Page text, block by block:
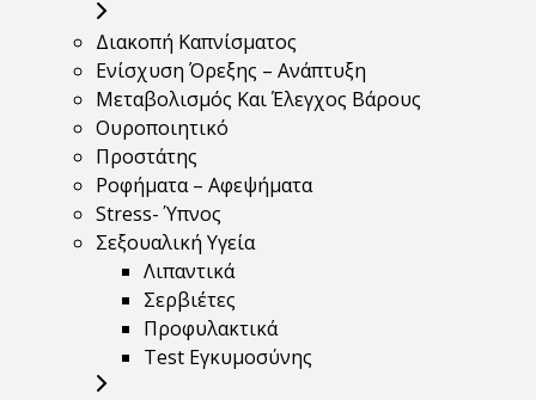
Διακοπή Καπνίσματος
Ενίσχυση Όρεξης – Ανάπτυξη
Μεταβολισμός Και Έλεγχος Βάρους
Ουροποιητικό
Προστάτης
Ροφήματα – Αφεψήματα
Stress- Ύπνος
Σεξουαλική Υγεία
Λιπαντικά
Σερβιέτες
Προφυλακτικά
Test Εγκυμοσύνης